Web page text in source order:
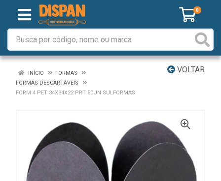
0
VOLTAR
INÍCIO
FORMAS
FORMAS DESCARTÁVEIS
FORM 4 PET 34X34X22 PRT 50UN SULFORMAS